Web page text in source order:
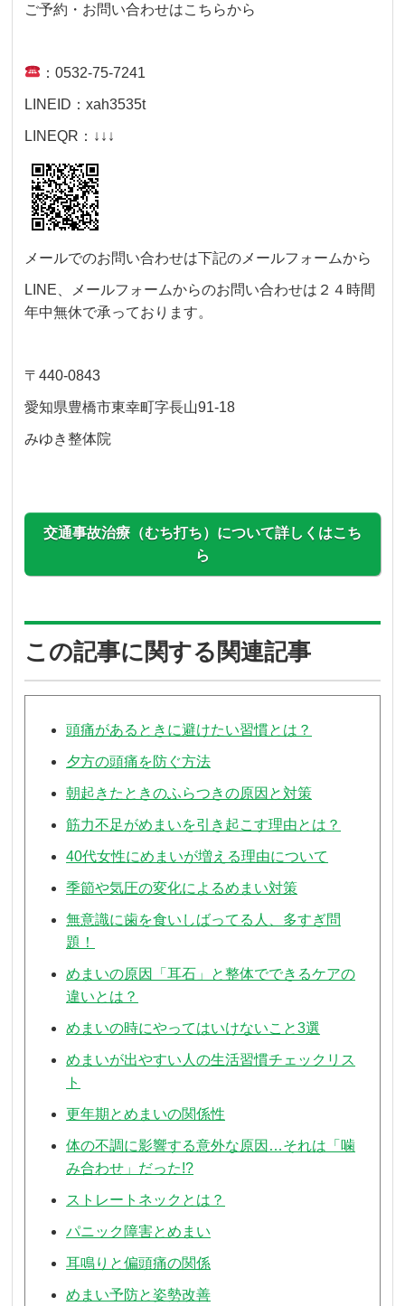
ご予約・お問い合わせはこちらから
：0532-75-7241
LINEID：xah3535t
LINEQR：↓↓↓
メールでのお問い合わせは下記のメールフォームから
LINE、メールフォームからのお問い合わせは２４時間
年中無休で承っております。
〒440-0843
愛知県豊橋市東幸町字長山91-18
みゆき整体院
交通事故治療（むち打ち）について詳しくはこち
ら
この記事に関する関連記事
頭痛があるときに避けたい習慣とは？
夕方の頭痛を防ぐ方法
朝起きたときのふらつきの原因と対策
筋力不足がめまいを引き起こす理由とは？
40代女性にめまいが増える理由について
季節や気圧の変化によるめまい対策
無意識に歯を食いしばってる人、多すぎ問
題！
めまいの原因「耳石」と整体でできるケアの
違いとは？
めまいの時にやってはいけないこと3選
めまいが出やすい人の生活習慣チェックリス
ト
更年期とめまいの関係性
体の不調に影響する意外な原因…それは「噛
み合わせ」だった!?
ストレートネックとは？
パニック障害とめまい
耳鳴りと偏頭痛の関係
めまい予防と姿勢改善